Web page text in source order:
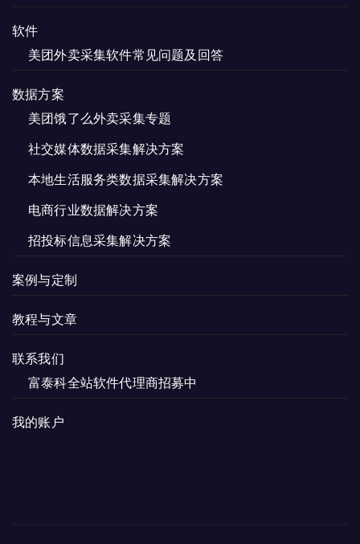
软件
美团外卖采集软件常见问题及回答
数据方案
美团饿了么外卖采集专题
社交媒体数据采集解决方案
本地生活服务类数据采集解决方案
电商行业数据解决方案
招投标信息采集解决方案
案例与定制
教程与文章
联系我们
富泰科全站软件代理商招募中
我的账户